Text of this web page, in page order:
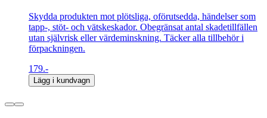
Skydda produkten mot plötsliga, oförutsedda, händelser som
tapp-, stöt- och vätskeskador. Obegränsat antal skadetillfällen
utan självrisk eller värdeminskning. Täcker alla tillbehör i
förpackningen.
179.-
Lägg i kundvagn